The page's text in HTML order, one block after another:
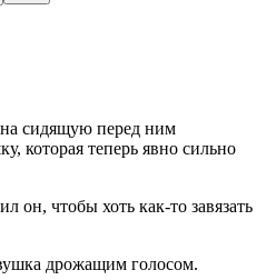
сидящую перед ним
которая теперь явно сильно
чтобы хоть как-то завязать
дрожащим голосом.